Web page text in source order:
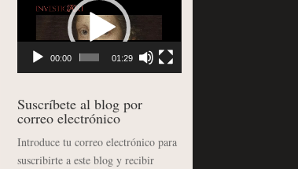
00:00 01:29
Suscríbete al blog por
correo electrónico
Introduce tu correo electrónico para
suscribirte a este blog y recibir